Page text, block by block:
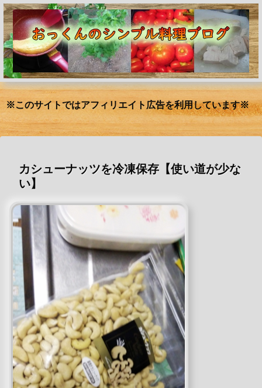
※このサイトではアフィリエイト広告を利用しています※
カシューナッツを冷凍保存【使い道が少な
い】